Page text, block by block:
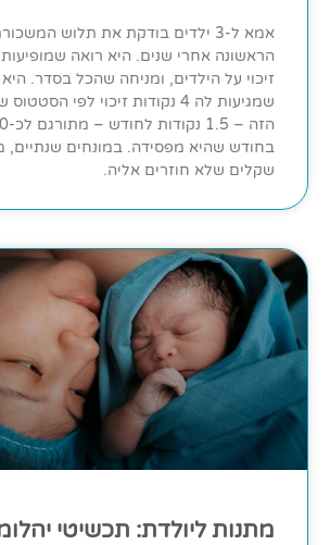
אמא ל-3 ילדים בודקת את תלוש
זיכוי על הילדים, ומניחה שהכל בסדר.
שמגיעות לה 4 נקודות זיכוי לפי
שקלים שלא חוזרים אליה.
מתנות ליולדת: תכשיטי